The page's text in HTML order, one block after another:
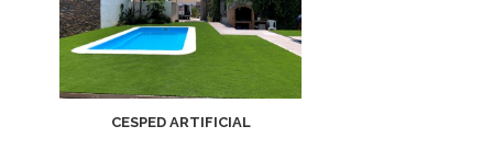
CESPED ARTIFICIAL